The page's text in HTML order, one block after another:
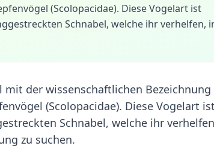
(Scolopacidae). Diese Vogelart ist
Schnabel, welche ihr verhelfen,
mit der wissenschaftlichen Bezeichnung
(Scolopacidae). Diese Vogelart
Schnabel, welche ihr
zu suchen.